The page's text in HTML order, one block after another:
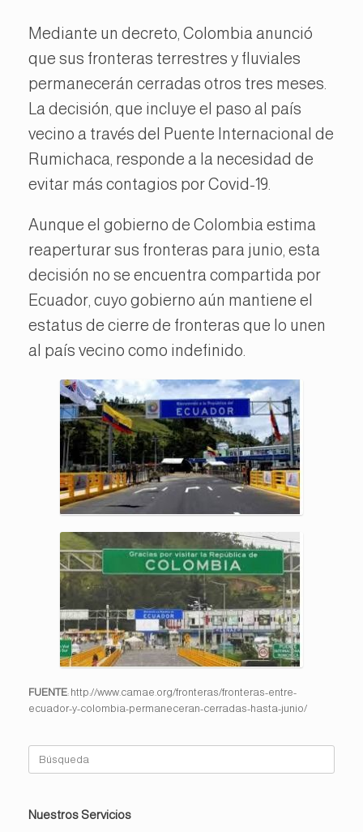
Mediante un decreto, Colombia anunció
que sus fronteras terrestres y fluviales
permanecerán cerradas otros tres meses.
La decisión, que incluye el paso al país
vecino a través del Puente Internacional de
Rumichaca, responde a la necesidad de
evitar más contagios por Covid-19.
Aunque el gobierno de Colombia estima
reaperturar sus fronteras para junio, esta
decisión no se encuentra compartida por
Ecuador, cuyo gobierno aún mantiene el
estatus de cierre de fronteras que lo unen
al país vecino como indefinido.
FUENTE: http://www.camae.org/fronteras/fronteras-entre-
ecuador-y-colombia-permaneceran-cerradas-hasta-junio/
Nuestros Servicios